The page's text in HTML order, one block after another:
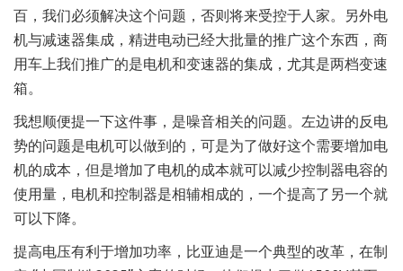
百，我们必须解决这个问题，否则将来受控于人家。另外电
机与减速器集成，精进电动已经大批量的推广这个东西，商
用车上我们推广的是电机和变速器的集成，尤其是两档变速
箱。
我想顺便提一下这件事，是噪音相关的问题。左边讲的反电
势的问题是电机可以做到的，可是为了做好这个需要增加电
机的成本，但是增加了电机的成本就可以减少控制器电容的
使用量，电机和控制器是相辅相成的，一个提高了另一个就
可以下降。
提高电压有利于增加功率，比亚迪是一个典型的改革，在制